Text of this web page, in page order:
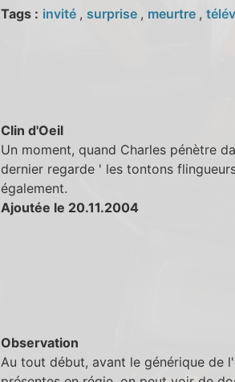
Tags : invité , surprise , meurtre ,
Clin d'Oeil
Un moment, quand Charles pénètre
dernier regarde ' les tontons
également.
Ajoutée le 20.11.2004
Observation
Au tout début, avant le générique de